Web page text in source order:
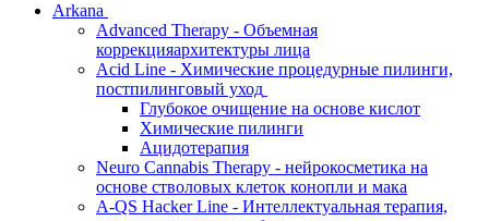
Arkana
Advanced Therapy - Объемная
коррекцияархитектуры лица
Acid Line - Химические процедурные пилинги,
постпилинговый уход
Глубокое очищение на основе кислот
Химические пилинги
Ацидотерапия
Neuro Cannabis Therapy - нейрокосметика на
основе стволовых клеток конопли и мака
A-QS Hacker Line - Интеллектуальная терапия,